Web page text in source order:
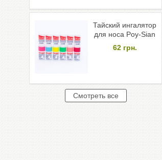
Тайский ингалятор
для носа Poy-Sian
62 грн.